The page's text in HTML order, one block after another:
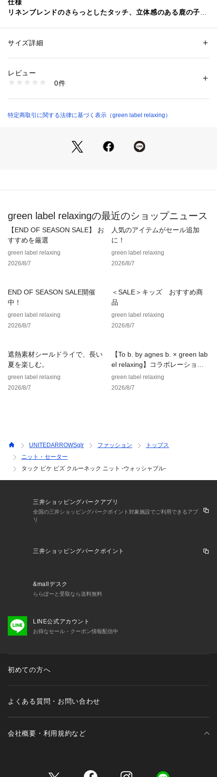
仕様
リネンブレンドのさらっとしたタッチ、立体感のある鹿の子編
■デザイン
・後衿を高く設定し、ジャケットなどを羽織ったときに襟腰が
肌に触れる面積を軽減
・凹凸があるタックカノコ編み
・清涼感のある仕上がりでさらっとした着心地も魅力
ビジネスでのジャケパンやセットアップ、カジュアルでの短丈
ブルゾンなど、幅広いシーンでの着用が可能。
暖かくなれば一枚着としても大活躍。
っぽいスタイリングにまとまります。
（対象品番：31181000002）
============================
裏地：なし
透け感：なし
============================
【注意事項】
※商品に「取り扱い上の注意書き」、「洗濯表示」がございま
※商品の色味の目安は、商品単体の画像をご参照ください。
店舗へお問い合わせの際は、全国のgreen label relaxing各店
舗まで下記の品名/品番をお申し付けください。
性別：メンズ
素材：コットン34％ リネン33％ ポリエステル19％ ナイロン14％
洗濯：手洗い可
※詳しい洗濯方法については、商品の品質表示タグをご覧ください
31181000001 （ショップ）
サイズ詳細
レビュー
0件
特定商取引に関する法律に基づく表示（green label relaxing）
green label relaxingの最近のショップニュース
【END OF SEASON SALE】 お
すすめを厳選
green label relaxing
2026/8/7
人気のアイテムがセール追加
に！
green label relaxing
2026/8/7
END OF SEASON SALE開催
中！
green label relaxing
2026/8/7
＜SALE＞キッズ おすすめ商
品
green label relaxing
2026/8/7
遮熱素材シールドライで、長い
夏を楽しむ。
green label relaxing
2026/8/7
【To b. by agnes b. × green lab
el relaxing】コラボレーション
アイテム
green label relaxing
2026/8/7
UNITEDARROWSglr ファッション
トップス
ニット・セーター
タック ピケ ビズ クルーネック ニット -ウォッシャブル-
三井ショッピングパークアプリ
全国の三井ショッピングパークポイント対象施設でご利用できるアプ
リ
三井ショッピングパークポイント
&mallデスク
ららぽーと受取なら送料無料
LINE公式アカウント
お得なセール・クーポン情報配信中
初めての方へ
よくある質問・お問い合わせ
会社概要・利用規約など